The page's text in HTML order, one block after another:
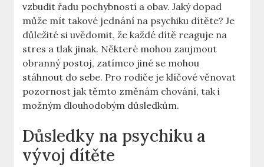
vzbudit řadu pochybností a obav. Jaký dopad
může mít takové ⁤jednání na psychiku dítěte?⁣ Je
důležité si uvědomit, že každé dítě reaguje na
stres a tlak ⁣jinak. Některé mohou⁤ zaujmout
obranný postoj, zatímco jiné se ⁤mohou
stáhnout do sebe. Pro rodiče je klíčové věnovat
pozornost ⁢jak ‌těmto změnám chování, tak i
možným dlouhodobým ⁢důsledkům.
Důsledky na psychiku a
vývoj dítěte